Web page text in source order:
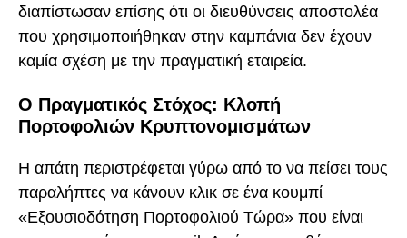
διαπίστωσαν επίσης ότι οι διευθύνσεις αποστολέα
που χρησιμοποιήθηκαν στην καμπάνια δεν έχουν
καμία σχέση με την πραγματική εταιρεία.
Ο Πραγματικός Στόχος: Κλοπή
Πορτοφολιών Κρυπτονομισμάτων
Η απάτη περιστρέφεται γύρω από το να πείσει τους
παραλήπτες να κάνουν κλικ σε ένα κουμπί
«Εξουσιοδότηση Πορτοφολιού Τώρα» που είναι